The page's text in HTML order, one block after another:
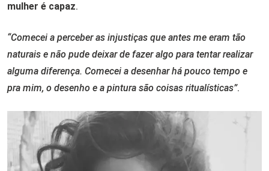
mulher é capaz.
“Comecei a perceber as injustiças que antes me eram tão
naturais e não pude deixar de fazer algo para tentar realizar
alguma diferença. Comecei a desenhar há pouco tempo e
pra mim, o desenho e a pintura são coisas ritualísticas”.